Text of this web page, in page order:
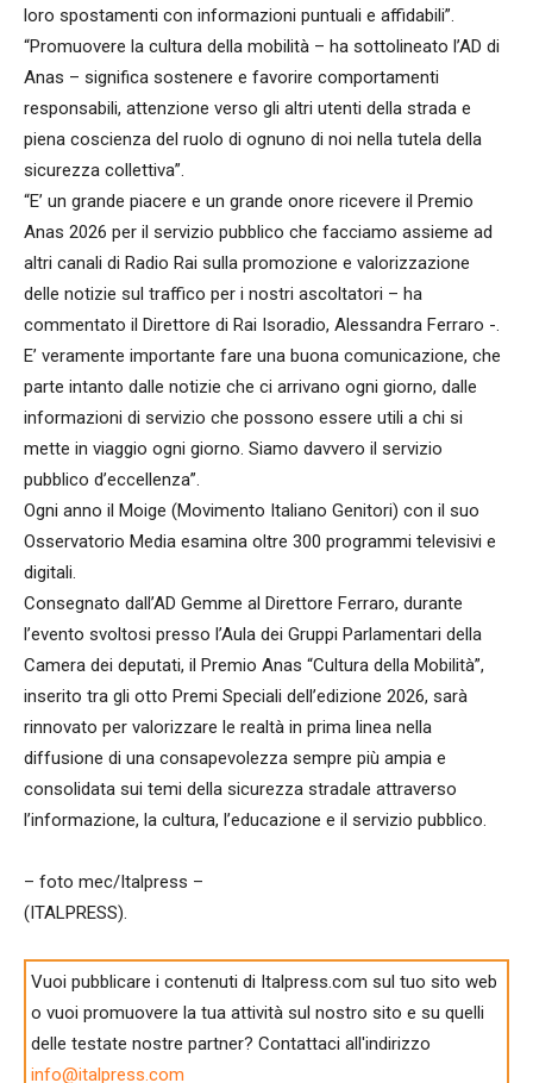
loro spostamenti con informazioni puntuali e affidabili”.
“Promuovere la cultura della mobilità – ha sottolineato l’AD di
Anas – significa sostenere e favorire comportamenti
responsabili, attenzione verso gli altri utenti della strada e
piena coscienza del ruolo di ognuno di noi nella tutela della
sicurezza collettiva”.
“E’ un grande piacere e un grande onore ricevere il Premio
Anas 2026 per il servizio pubblico che facciamo assieme ad
altri canali di Radio Rai sulla promozione e valorizzazione
delle notizie sul traffico per i nostri ascoltatori – ha
commentato il Direttore di Rai Isoradio, Alessandra Ferraro -.
E’ veramente importante fare una buona comunicazione, che
parte intanto dalle notizie che ci arrivano ogni giorno, dalle
informazioni di servizio che possono essere utili a chi si
mette in viaggio ogni giorno. Siamo davvero il servizio
pubblico d’eccellenza”.
Ogni anno il Moige (Movimento Italiano Genitori) con il suo
Osservatorio Media esamina oltre 300 programmi televisivi e
digitali.
Consegnato dall’AD Gemme al Direttore Ferraro, durante
l’evento svoltosi presso l’Aula dei Gruppi Parlamentari della
Camera dei deputati, il Premio Anas “Cultura della Mobilità”,
inserito tra gli otto Premi Speciali dell’edizione 2026, sarà
rinnovato per valorizzare le realtà in prima linea nella
diffusione di una consapevolezza sempre più ampia e
consolidata sui temi della sicurezza stradale attraverso
l’informazione, la cultura, l’educazione e il servizio pubblico.
– foto mec/Italpress –
(ITALPRESS).
Vuoi pubblicare i contenuti di Italpress.com sul tuo sito web
o vuoi promuovere la tua attività sul nostro sito e su quelli
delle testate nostre partner? Contattaci all'indirizzo
info@italpress.com